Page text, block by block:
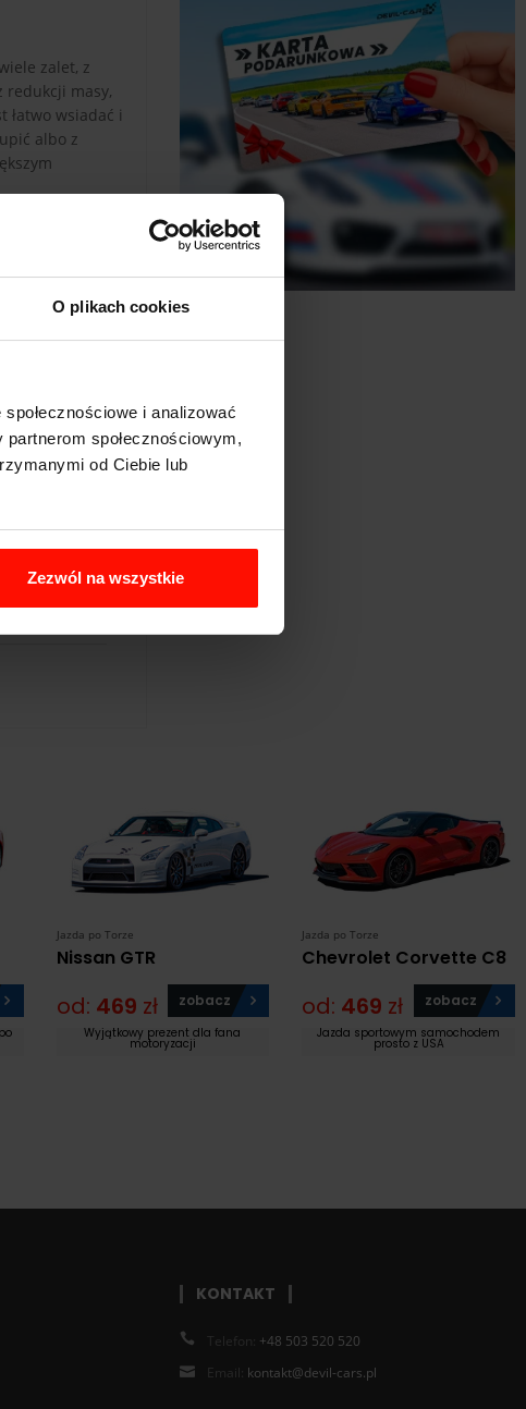
O plikach cookies
i analizować
społecznościowym,
od Ciebie lub
Zezwól na wszystkie
zalet, z
redukcji masy,
wsiadać i
albo z
Jazda po Torze
Nissan GTR
od: 469 zł zobacz
Wyjątkowy prezent dla fana
motoryzacji
Jazda po Torze
Chevrolet Corvette C8
od: 469 zł zobacz
Jazda sportowym samochodem
prosto z USA
KONTAKT
Telefon: +48 503 520 520
Email: kontakt@devil-cars.pl